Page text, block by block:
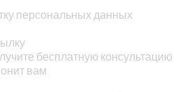
персональных данных
бесплатную консультацию
вам